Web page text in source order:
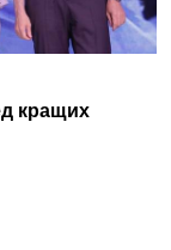
кращих